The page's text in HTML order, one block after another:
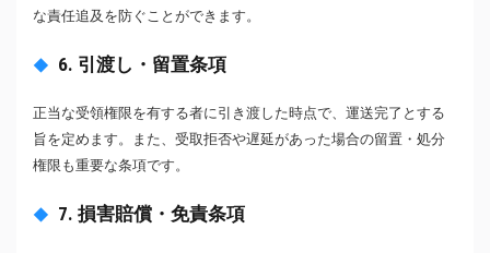
な責任追及を防ぐことができます。
6. 引渡し・留置条項
正当な受領権限を有する者に引き渡した時点で、運送完了とする
旨を定めます。また、受取拒否や遅延があった場合の留置・処分
権限も重要な条項です。
7. 損害賠償・免責条項